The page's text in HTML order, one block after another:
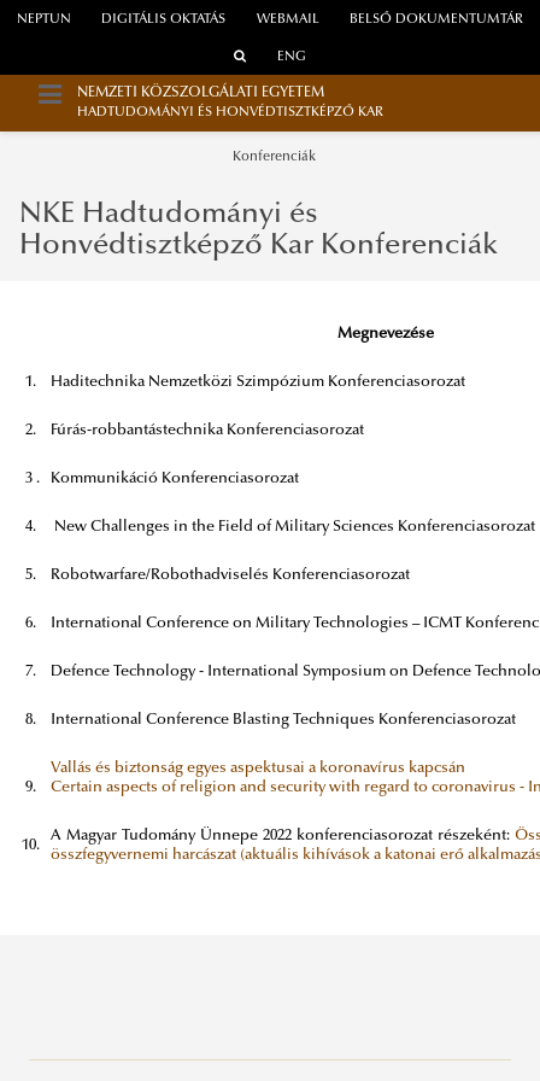
WEBMAIL
NEPTUN DIGITÁLIS OKTATÁS BELSŐ DOKUMENTUMTÁR
ENG
NEMZETI KÖZSZOLGÁLATI EGYETEM
HADTUDOMÁNYI ÉS HONVÉDTISZTKÉPZŐ KAR
Konferenciák
NKE Hadtudományi és
Honvédtisztképző Kar Konferenciák
Megnevezése
1. Haditechnika Nemzetközi Szimpózium Konferenciasorozat
2. Fúrás-robbantástechnika Konferenciasorozat
3 . Kommunikáció Konferenciasorozat
4. New Challenges in the Field of Military Sciences Konferenciasorozat
5. Robotwarfare/Robothadviselés Konferenciasorozat
6. International Conference on Military Technologies – ICMT
7. Defence Technology - International Symposium on Defence
8. International Conference Blasting Techniques Konferenciasorozat
9.
Vallás és biztonság egyes aspektusai a koronavírus kapcsán
Certain aspects of religion and security with regard to coronavirus -
10.
A Magyar Tudomány Ünnepe 2022 konferenciasorozat részeként:
összfegyvernemi harcászat (aktuális kihívások a katonai erő